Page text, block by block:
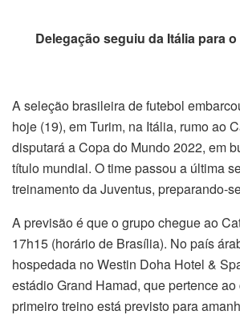
Delegação seguiu da Itália para
A seleção brasileira de futebol
hoje (19), em Turim, na Itália, rumo ao
disputará a Copa do Mundo 2022, em
título mundial. O time passou a última
treinamento da Juventus, preparando-
A previsão é que o grupo chegue ao
17h15 (horário de Brasília). No país
hospedada no Westin Doha Hotel &
estádio Grand Hamad, que pertence
primeiro treino está previsto para